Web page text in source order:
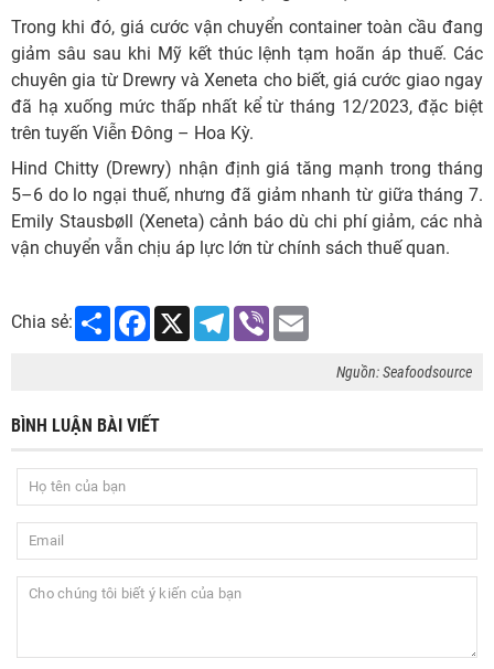
Trong khi đó, giá cước vận chuyển container toàn cầu đang
giảm sâu sau khi Mỹ kết thúc lệnh tạm hoãn áp thuế. Các
chuyên gia từ Drewry và Xeneta cho biết, giá cước giao ngay
đã hạ xuống mức thấp nhất kể từ tháng 12/2023, đặc biệt
trên tuyến Viễn Đông – Hoa Kỳ.
Hind Chitty (Drewry) nhận định giá tăng mạnh trong tháng
5–6 do lo ngại thuế, nhưng đã giảm nhanh từ giữa tháng 7.
Emily Stausbøll (Xeneta) cảnh báo dù chi phí giảm, các nhà
vận chuyển vẫn chịu áp lực lớn từ chính sách thuế quan.
Chia sẻ: Share Facebook
X Telegram
Viber
Nguồn: Seafoodsource
BÌNH LUẬN BÀI VIẾT